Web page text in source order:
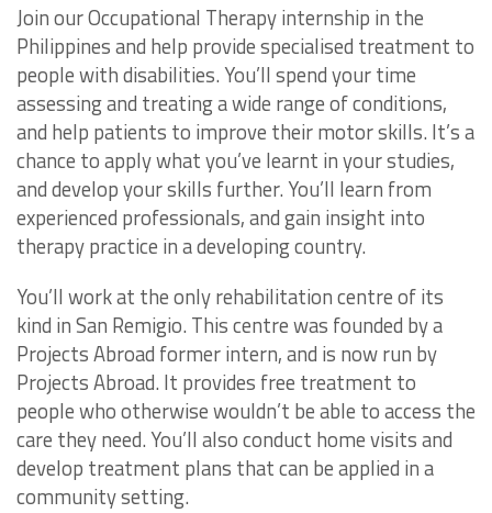
Join our Occupational Therapy internship in the
Philippines and help provide specialised treatment to
people with disabilities. You’ll spend your time
assessing and treating a wide range of conditions,
and help patients to improve their motor skills. It’s a
chance to apply what you’ve learnt in your studies,
and develop your skills further. You’ll learn from
experienced professionals, and gain insight into
therapy practice in a developing country.
You’ll work at the only rehabilitation centre of its
kind in San Remigio. This centre was founded by a
Projects Abroad former intern, and is now run by
Projects Abroad. It provides free treatment to
people who otherwise wouldn’t be able to access the
care they need. You’ll also conduct home visits and
develop treatment plans that can be applied in a
community setting.